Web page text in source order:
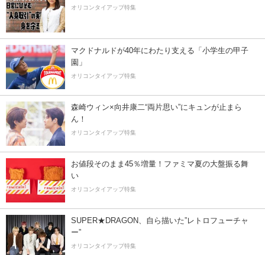
オリコンタイアップ特集
マクドナルドが40年にわたり支える「小学生の甲子
園」
オリコンタイアップ特集
森崎ウィン×向井康二“両片思い”にキュンが止まら
ん！
オリコンタイアップ特集
お値段そのまま45％増量！ファミマ夏の大盤振る舞
い
オリコンタイアップ特集
SUPER★DRAGON、自ら描いた”レトロフューチャ
ー”
オリコンタイアップ特集